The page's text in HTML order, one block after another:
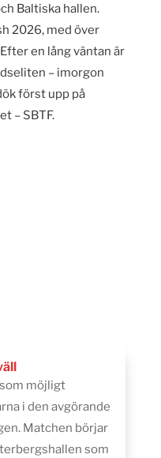
Baltiska hallen.
2026, med över
en lång väntan är
– imorgon
först upp på
– SBTF.
som möjligt
i den avgörande
Matchen börjar
som